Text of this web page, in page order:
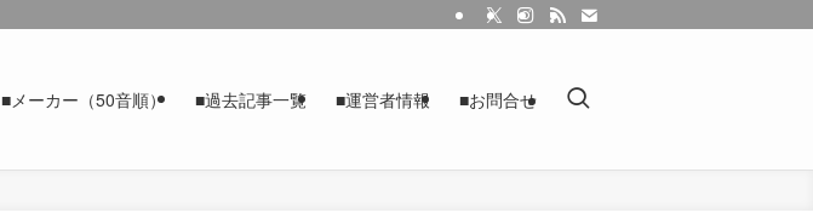
■メーカー（50音順） ■過去記事一覧 ■運営者情報 ■お問合せ